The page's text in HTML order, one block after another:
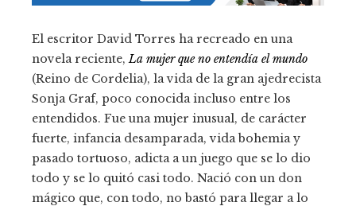
El escritor David Torres ha recreado en una
novela reciente,La mujer que no entendía el mundo
(Reino de Cordelia), la vida de la gran ajedrecista
Sonja Graf, poco conocida incluso entre los
entendidos. Fue una mujer inusual, de carácter
fuerte, infancia desamparada, vida bohemia y
pasado tortuoso, adicta a un juego que se lo dio
todo y se lo quitó casi todo. Nació con un don
mágico que, con todo, no bastó para llegar a lo